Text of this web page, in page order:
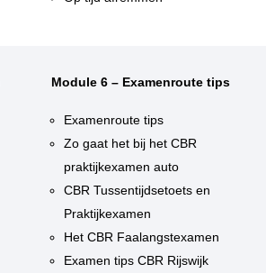
Module 6 – Examenroute tips
Examenroute tips
Zo gaat het bij het CBR
praktijkexamen auto
CBR Tussentijdsetoets en
Praktijkexamen
Het CBR Faalangstexamen
Examen tips CBR Rijswijk